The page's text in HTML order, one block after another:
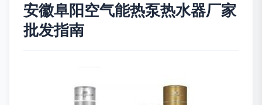
安徽阜阳空气能热泵热水器厂家
批发指南